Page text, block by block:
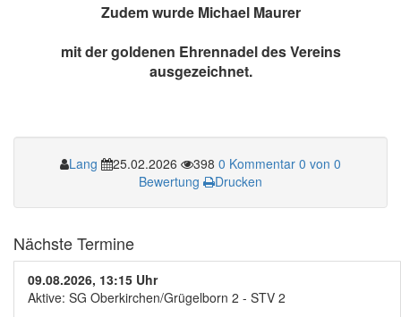
Zudem wurde Michael Maurer
mit der goldenen Ehrennadel des Vereins
ausgezeichnet.
Lang 25.02.2026 398 0 Kommentar 0 von 0
Bewertung
Drucken
Nächste Termine
09.08.2026, 13:15 Uhr
Aktive: SG Oberkirchen/Grügelborn 2 - STV 2